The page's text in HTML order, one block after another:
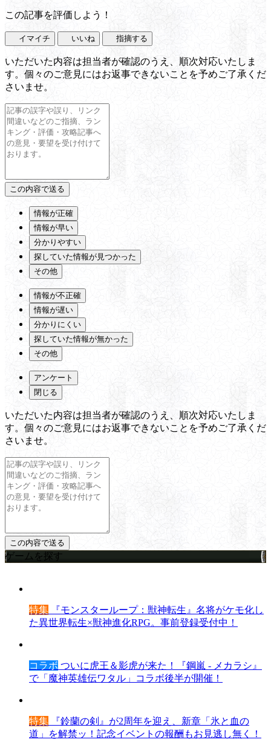
この記事を評価しよう！
イマイチ いいね 指摘する
いただいた内容は担当者が確認のうえ、順次対応いたしま
す。個々のご意見にはお返事できないことを予めご了承くだ
さいませ。
情報が正確
情報が早い
分かりやすい
探していた情報が見つかった
その他
情報が不正確
情報が遅い
分かりにくい
探していた情報が無かった
その他
アンケート
閉じる
いただいた内容は担当者が確認のうえ、順次対応いたしま
す。個々のご意見にはお返事できないことを予めご了承くだ
さいませ。
ゲームを探す
特集 『モンスターループ：獣神転生』名将がケモ化し
た異世界転生×獣神進化RPG。事前登録受付中！
コラボ ついに虎王＆影虎が来た！『鋼嵐 - メカラシ』
で「魔神英雄伝ワタル」コラボ後半が開催！
特集 『鈴蘭の剣』が2周年を迎え、新章「氷と血の
道」を解禁ッ！記念イベントの報酬もお見逃し無く！